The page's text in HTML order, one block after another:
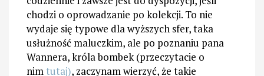
chodzi o oprowadzanie po kolekcji. To nie
wydaje się typowe dla wyższych sfer, taka
usłużność maluczkim, ale po poznaniu pana
Wannera, króla bombek (przeczytacie o
nim tutaj), zaczynam wierzyć, że takie